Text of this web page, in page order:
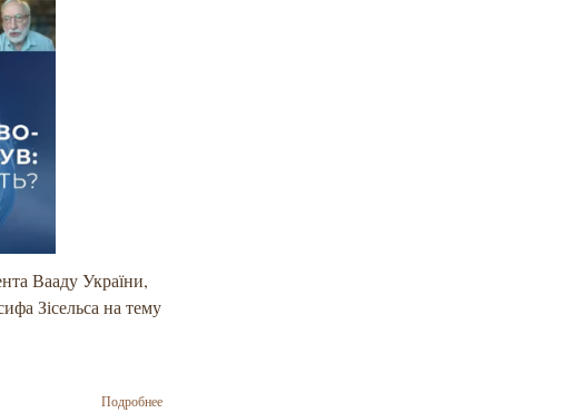
Вааду України,
Зісельса на тему
Подробнеео Онлайн-